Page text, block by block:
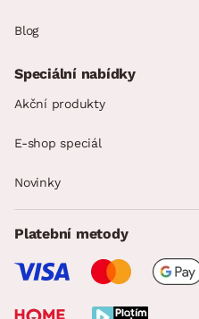
Blog
Speciální nabídky
Akční produkty
E-shop speciál
Novinky
Platební metody